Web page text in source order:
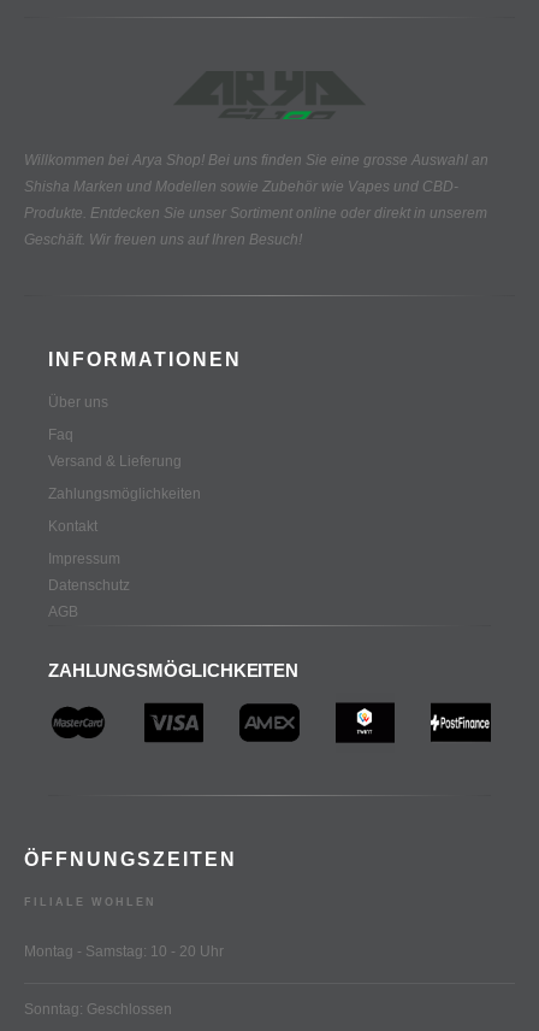
Willkommen bei Arya Shop! Bei uns finden Sie eine grosse Auswahl an
Shisha Marken und Modellen sowie Zubehör wie Vapes und CBD-
Produkte. Entdecken Sie unser Sortiment online oder direkt in unserem
Geschäft. Wir freuen uns auf Ihren Besuch!
INFORMATIONEN
Über uns
Faq
Versand & Lieferung
Zahlungsmöglichkeiten
Kontakt
Impressum
Datenschutz
AGB
ZAHLUNGSMÖGLICHKEITEN
ÖFFNUNGSZEITEN
FILIALE WOHLEN
Montag - Samstag: 10 - 20 Uhr
Sonntag: Geschlossen